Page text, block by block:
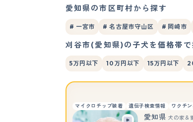
愛知県の市区町村から探す
# 一宮市 # 名古屋市守山区 # 岡崎市
刈谷市(愛知県)の子犬を価格帯で
5万円以下 10万円以下 15万円以下
マイクロチップ装着 遺伝子検査情報 ワクチ
愛知県 犬の家＆